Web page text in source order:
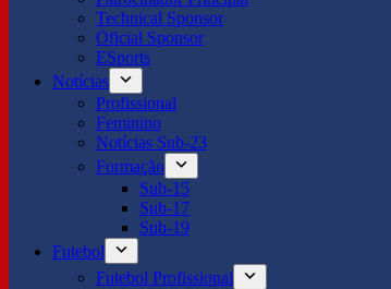
Technical Sponsor
Oficial Sponsor
ESports
Notícias
Profissional
Feminino
Notícias Sub-23
Formação
Sub-15
Sub-17
Sub-19
Futebol
Futebol Profissional